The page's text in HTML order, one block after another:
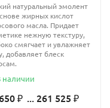
натуральный эмолент
жирных кислот
масла. Придает
нежную текстуру,
смягчает и увлажняет
добавляет блеск
наличии
₽ ... 261 525 ₽